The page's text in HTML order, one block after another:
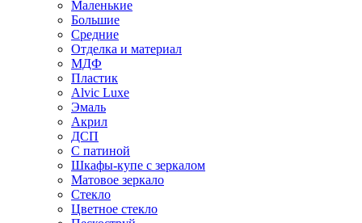
Маленькие
Большие
Средние
Отделка и материал
МДФ
Пластик
Alvic Luxe
Эмаль
Акрил
ДСП
С патиной
Шкафы-купе с зеркалом
Матовое зеркало
Стекло
Цветное стекло